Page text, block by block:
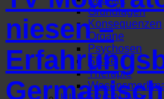
Grundlagen
Konsequenzen
Organe
Psychosen
SBSe
Therapie
niesen –